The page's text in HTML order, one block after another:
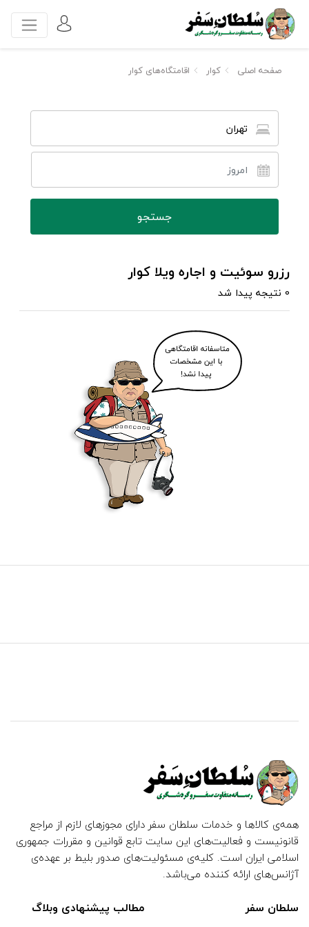
صفحه اصلی کوار اقامتگاه‌های کوار
تهران
رزرو سوئیت و اجاره ویلا کوار
0 نتیجه پیدا شد
همه‌ی کالاها و خدمات سلطان سفر دارای مجوزهای لازم از مراجع
قانونیست و فعالیت‌های این سایت تابع قوانین و مقررات جمهوری
اسلامی ایران است. کلیه‌ی مسئولیت‌های صدور بلیط بر عهده‌ی
آژانس‌های ارائه کننده می‌باشد.
سلطان سفر مطالب پیشنهادی وبلاگ